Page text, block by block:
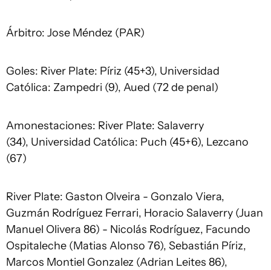
Árbitro: Jose Méndez (PAR)
Goles: River Plate: Píriz (45+3), Universidad
Católica: Zampedri (9), Aued (72 de penal)
Amonestaciones: River Plate: Salaverry
(34), Universidad Católica: Puch (45+6), Lezcano
(67)
River Plate: Gaston Olveira - Gonzalo Viera,
Guzmán Rodríguez Ferrari, Horacio Salaverry (Juan
Manuel Olivera 86) - Nicolás Rodríguez, Facundo
Ospitaleche (Matias Alonso 76), Sebastián Píriz,
Marcos Montiel Gonzalez (Adrian Leites 86),